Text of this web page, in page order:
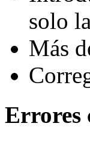
solo
Más
Errores